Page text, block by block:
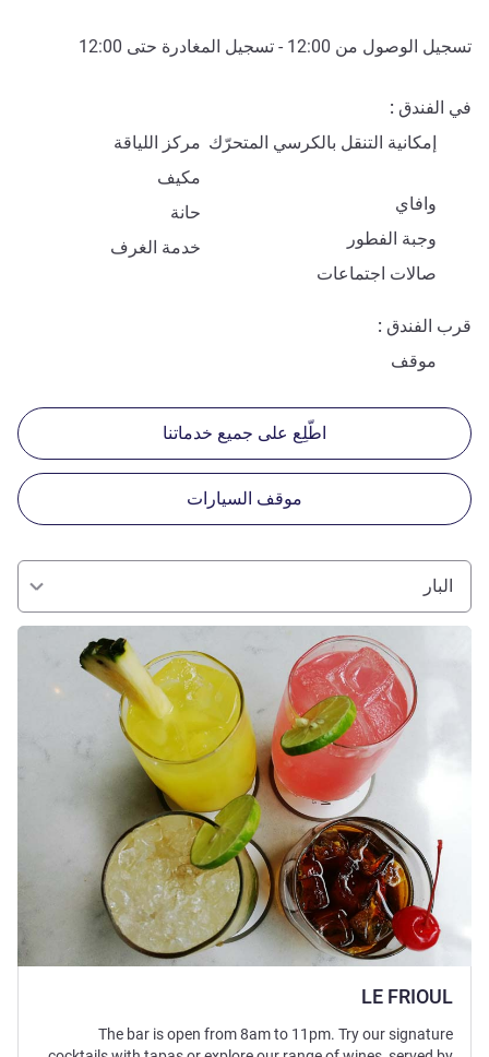
تسجيل الوصول من 12:00 - تسجيل المغادرة حتى 12:00
في الفندق
إمكانية التنقل بالكرسي المتحرّك مركز اللياقة
وافاي
مكيف
وجبة الفطور
حانة
صالات اجتماعات
خدمة الغرف
قرب الفندق
موقف
اطّلِع على جميع خدماتنا
موقف السيارات
البار
LE FRIOUL
راجع التفاصيل
The bar is open from 8am to 11pm. Try our signature